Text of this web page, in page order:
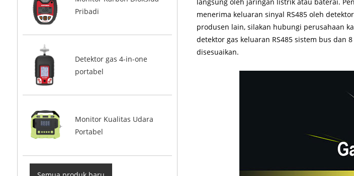
Pribadi
Detektor gas 4-in-one
portabel
Monitor Kualitas Udara
Portabel
menerima keluaran sinyal RS485 oleh
produsen lain, silakan hubungi perusahaan
detektor gas keluaran RS485 sistem bus dan
disesuaikan.